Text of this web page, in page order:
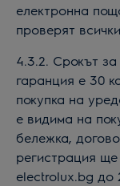
електронна
проверят
4.3.2. Срокът
гаранция е 30
покупка на
е видима на
бележка,
регистрация
electrolux.bg до